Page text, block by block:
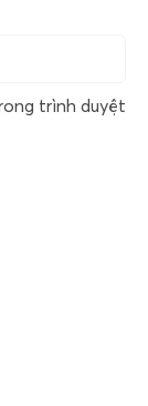
trình duyệt